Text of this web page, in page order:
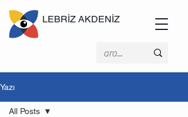
LEBRİZ AKDENİZ
Yazı
All Posts